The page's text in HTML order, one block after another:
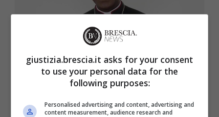
Chi era l’arcivescovo Novatus Rugambwa
giustizia.brescia.it asks for your consent
to use your personal data for the
following purposes:
Personalised advertising and content, advertising and
content measurement, audience research and